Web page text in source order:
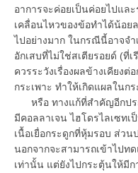
อาการจะค่อยเป็นค่อยไปแล
เคลื่อนไหวของข้อทำได้น้อย
ไปอย่างมาก ในกรณีนี้อาจจ
อักเสบที่ไม่ใช่สเตียรอยด์ (ที่เ
ควรระวังเรื่องผลข้างเคียงต่
กระเพาะ ทำให้เกิดแผลในก
หรือ ทางแก้ที่สำคัญอีกปร
มีคอลลาเจน ไฮโดรไลเซท
เนื้อเยื่อกระดูกที่หุ้มรอบ ส่ว
นอกจากจะสามารถเข้าไปท
เท่านั้น แต่ยังไปกระตุ้นให้มีก